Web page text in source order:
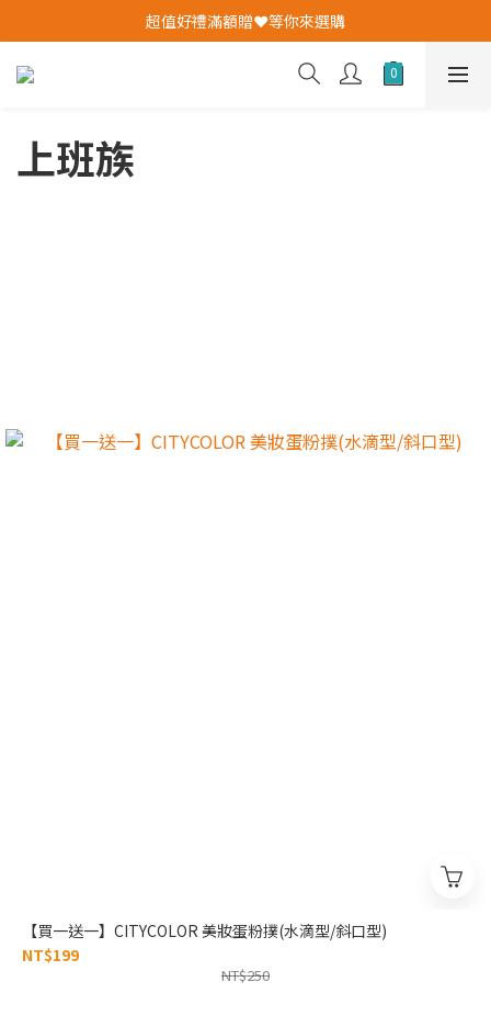
我愛爸爸★全館消費滿$528元免運費(活動至8/10)
超值好禮滿額贈❤️等你來選購
✨加入會員即送購物金✨
上班族
【買一送一】CITYCOLOR 美妝蛋粉撲(水滴型/斜口型)
NT$199
NT$250